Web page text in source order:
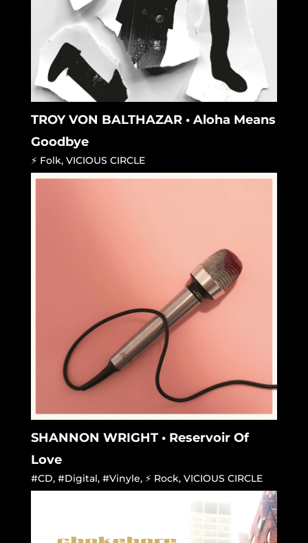
TROY VON BALTHAZAR • Aloha Means
Goodbye
⚡ Folk, VICIOUS CIRCLE
SHANNON WRIGHT • Reservoir Of
Love
#CD, #Digital, #Vinyle, ⚡ Rock, VICIOUS CIRCLE